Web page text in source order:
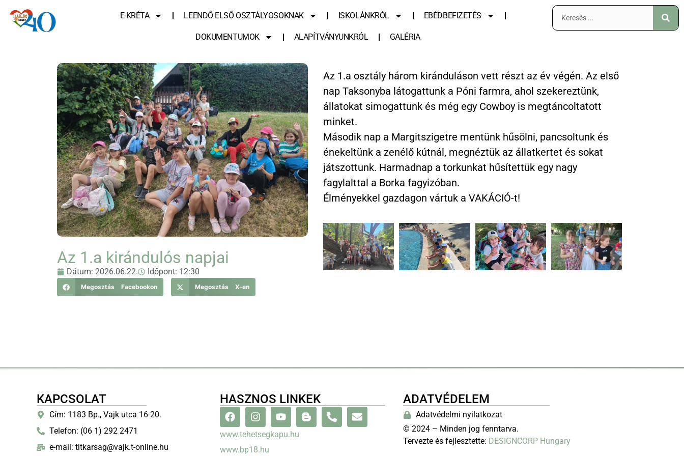
E-KRÉTA LEENDŐ ELSŐ OSZTÁLYOSOKNAK ISKOLÁNKRÓL EBÉDBEFIZETÉS
DOKUMENTUMOK ALAPÍTVÁNYUNKRÓL GALÉRIA
Az 1.a kirándulós napjai
Dátum: 2026.06.22. Időpont: 12:30
Megosztás Facebookon Megosztás X-en
Az 1.a osztály három kiránduláson vett részt az év végén. Az első
nap Taksonyba látogattunk a Póni farmra, ahol szekereztünk,
állatokat simogattunk és még egy Cowboy is megtáncoltatott
minket.
Második nap a Margitszigetre mentünk hűsölni, pancsoltunk és
énekeltünk a zenélő kútnál, megnéztük az állatkertet és sokat
játszottunk. Harmadnap a torkunkat hűsítettük egy nagy
fagylalttal a Borka fagyizóban.
Élményekkel gazdagon vártuk a VAKÁCIÓ-t!
KAPCSOLAT
Cím: 1183 Bp., Vajk utca 16-20.
Telefon: (06 1) 292 2471
e-mail: titkarsag@vajk.t-online.hu
HASZNOS LINKEK
www.tehetsegkapu.hu
www.bp18.hu
ADATVÉDELEM
Adatvédelmi nyilatkozat
© 2024 – Minden jog fenntarva.
Tervezte és fejlesztette: DESIGNCORP Hungary